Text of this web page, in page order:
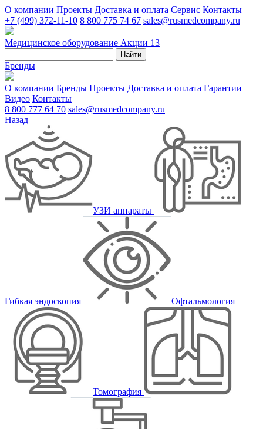
О компании Проекты Доставка и оплата Сервис Контакты
+7 (499) 372-11-10 8 800 775 74 67 sales@rusmedcompany.ru
Медицинское оборудование Акции 13
Найти
Бренды
О компании Бренды Проекты Доставка и оплата Гарантии
Видео Контакты
8 800 777 64 70 sales@rusmedcompany.ru
Назад
УЗИ аппараты
Гибкая эндоскопия Офтальмология
Томография